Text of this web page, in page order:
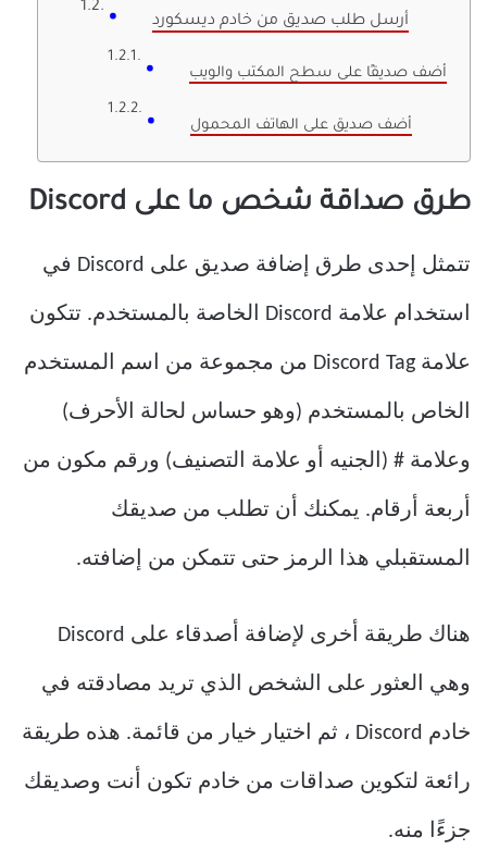
أرسل طلب صديق من خادم ديسكورد
أضف صديقًا على سطح المكتب والويب
أضف صديق على الهاتف المحمول
طرق صداقة شخص ما على Discord
تتمثل إحدى طرق إضافة صديق على Discord في
استخدام علامة Discord الخاصة بالمستخدم. تتكون
علامة Discord Tag من مجموعة من اسم المستخدم
الخاص بالمستخدم (وهو حساس لحالة الأحرف)
وعلامة # (الجنيه أو علامة التصنيف) ورقم مكون من
أربعة أرقام. يمكنك أن تطلب من صديقك
المستقبلي هذا الرمز حتى تتمكن من إضافته.
هناك طريقة أخرى لإضافة أصدقاء على Discord
وهي العثور على الشخص الذي تريد مصادقته في
خادم Discord ، ثم اختيار خيار من قائمة. هذه طريقة
رائعة لتكوين صداقات من خادم تكون أنت وصديقك
جزءًا منه.